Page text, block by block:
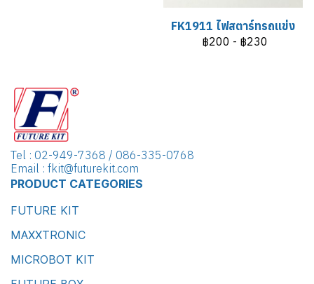
FK1911 ไฟสตาร์ทรถแข่ง
฿200 - ฿230
Tel : 02-949-7368 / 086-335-0768
Email : fkit@futurekit.com
PRODUCT CATEGORIES
FUTURE KIT
MAXXTRONIC
MICROBOT KIT